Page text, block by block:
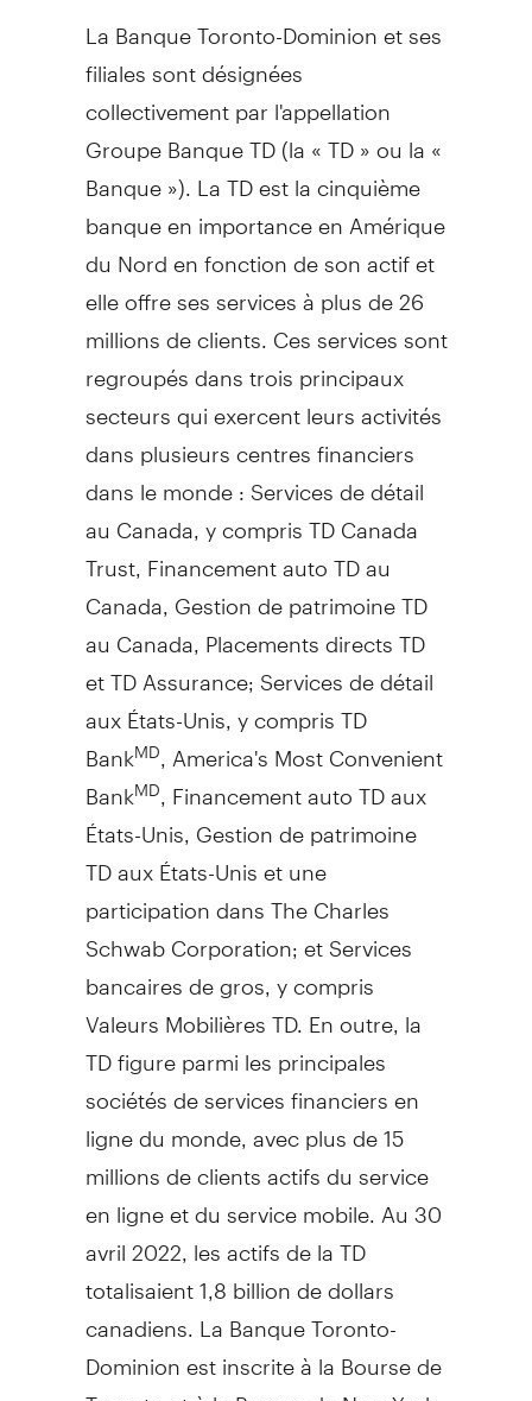
La Banque Toronto-Dominion et ses
filiales sont désignées
collectivement par l'appellation
Groupe Banque TD (la « TD » ou la «
Banque »). La TD est la cinquième
banque en importance en Amérique
du Nord en fonction de son actif et
elle offre ses services à plus de 26
millions de clients. Ces services sont
regroupés dans trois principaux
secteurs qui exercent leurs activités
dans plusieurs centres financiers
dans le monde : Services de détail
au Canada, y compris TD Canada
Trust, Financement auto TD au
Canada, Gestion depatrimoine TD
au Canada, Placements directs TD
et TD Assurance; Services de détail
aux États-Unis, y compris TD
BankMD , America's Most Convenient
BankMD , Financement auto TD aux
États-Unis, Gestion depatrimoine
TD aux États-Unis et une
participation dans The Charles
Schwab Corporation; et Services
bancaires de gros, y compris
Valeurs Mobilières TD. En outre, la
TD figure parmi les principales
sociétés de services financiers en
ligne du monde, avec plus de 15
millions de clients actifs du service
en ligne et du service mobile. Au 30
avril 2022, les actifs de la TD
totalisaient 1,8 billion de dollars
canadiens. La Banque Toronto-
Dominion est inscrite à la Bourse de